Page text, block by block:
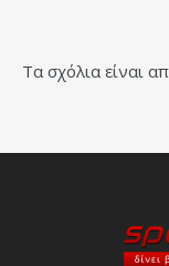
Τα σχόλια είναι